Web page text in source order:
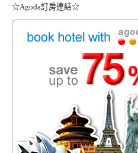
☆Agoda訂房連結☆